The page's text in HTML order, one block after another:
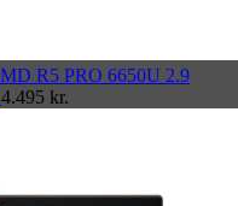
R5 PRO 6650U 2.9
4.495 kr.